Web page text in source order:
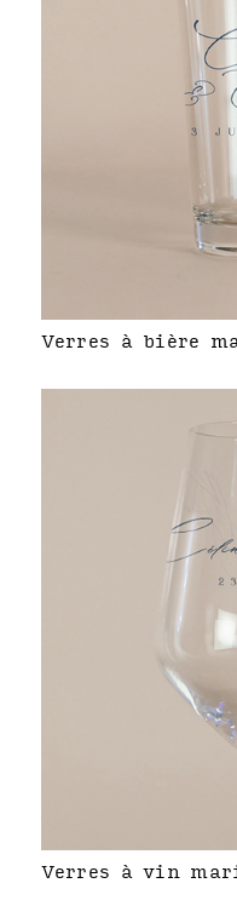
Verres à bière
Verres à vin